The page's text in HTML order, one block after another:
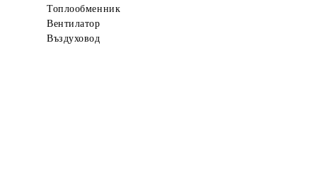
Топлообменник
Вентилатор
Въздуховод